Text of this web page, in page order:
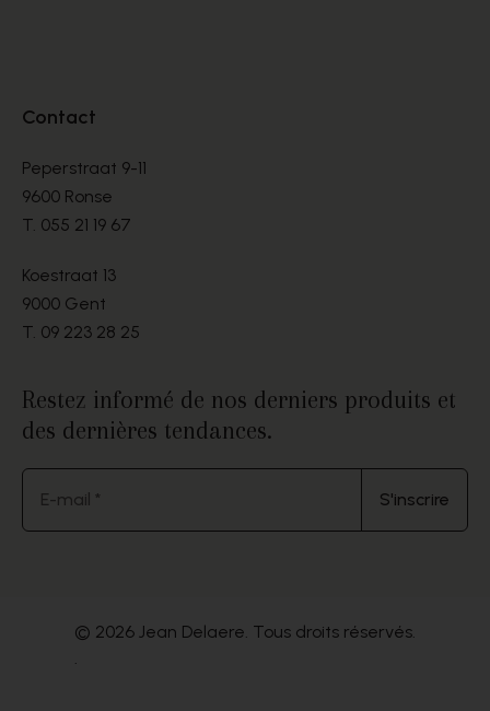
Contact
Peperstraat 9-11
9600 Ronse
T. 055 21 19 67
Koestraat 13
9000 Gent
T. 09 223 28 25
Restez informé de nos derniers produits et
des dernières tendances.
E-mail * S'inscrire
© 2026 Jean Delaere. Tous droits réservés.
.